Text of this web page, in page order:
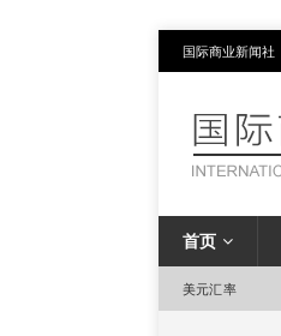
国际商业新闻社
首页
美元汇率